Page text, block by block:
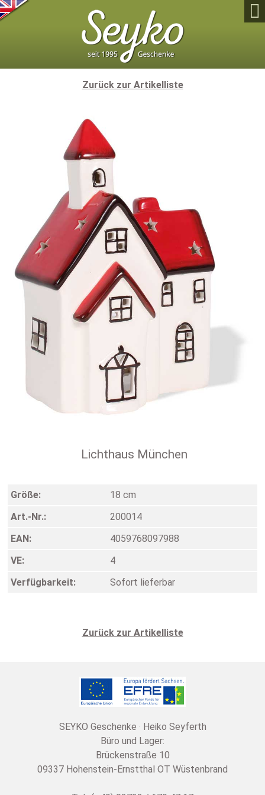

Zurück zur Artikelliste
Lichthaus München
Größe:
18 cm
Art.-Nr.:
200014
EAN:
4059768097988
VE:
4
Verfügbarkeit:
Sofort lieferbar
Zurück zur Artikelliste
SEYKO Geschenke · Heiko Seyferth
Büro und Lager:
Brückenstraße 10
09337 Hohenstein-Ernstthal OT Wüstenbrand